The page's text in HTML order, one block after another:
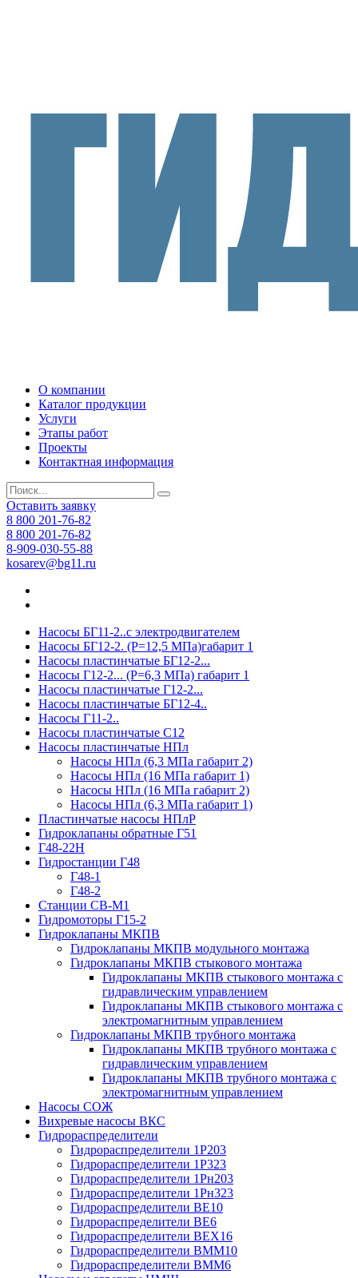
О компании
Каталог продукции
Услуги
Этапы работ
Проекты
Контактная информация
Оставить заявку
8 800 201-76-82
8 800 201-76-82
8-909-030-55-88
kosarev@bg11.ru
Насосы БГ11-2..с электродвигателем
Насосы БГ12-2. (Р=12,5 МПа)габарит 1
Насосы пластинчатые БГ12-2...
Насосы Г12-2... (Р=6,3 МПа) габарит 1
Насосы пластинчатые Г12-2...
Насосы пластинчатые БГ12-4..
Насосы Г11-2..
Насосы пластинчатые С12
Насосы пластинчатые НПл
Насосы НПл (6,3 МПа габарит 2)
Насосы НПл (16 МПа габарит 1)
Насосы НПл (16 МПа габарит 2)
Насосы НПл (6,3 МПа габарит 1)
Пластинчатые насосы НПлР
Гидроклапаны обратные Г51
Г48-22Н
Гидростанции Г48
Г48-1
Г48-2
Станции СВ-М1
Гидромоторы Г15-2
Гидроклапаны МКПВ
Гидроклапаны МКПВ модульного монтажа
Гидроклапаны МКПВ стыкового монтажа
Гидроклапаны МКПВ стыкового монтажа с
гидравлическим управлением
Гидроклапаны МКПВ стыкового монтажа с
электромагнитным управлением
Гидроклапаны МКПВ трубного монтажа
Гидроклапаны МКПВ трубного монтажа с
гидравлическим управлением
Гидроклапаны МКПВ трубного монтажа с
электромагнитным управлением
Насосы СОЖ
Вихревые насосы ВКС
Гидрораспределители
Гидрораспределители 1Р203
Гидрораспределители 1Р323
Гидрораспределители 1Рн203
Гидрораспределители 1Рн323
Гидрораспределители ВЕ10
Гидрораспределители ВЕ6
Гидрораспределители ВЕХ16
Гидрораспределители ВММ10
Гидрораспределители ВММ6